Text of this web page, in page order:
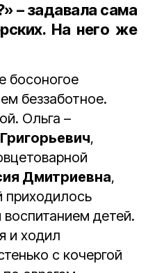
– задавала сама
На него же
босоногое
беззаботное.
Ольга –
,
Дмитриевна,
приходилось
детей.
и ходил
с кочергой